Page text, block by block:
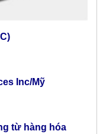
Inc/Mỹ
từ hàng hóa